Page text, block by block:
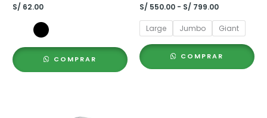
S/ 62.00
COMPRAR
S/ 550.00 - S/ 799.00Rango
precios:
desde
S/ 550.00
hasta
S/ 799.00
Large Jumbo Giant
COMPRAR